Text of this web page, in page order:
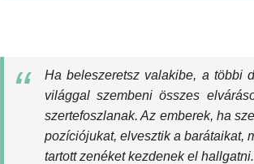
Ha beleszeretsz valakibe, a többi
világgal szembeni összes
szertefoszlanak. Az emberek, ha
pozíciójukat, elvesztik a barátaikat,
tartott zenéket kezdenek el hallgatni.